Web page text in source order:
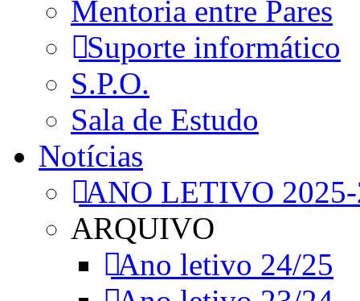
Mentoria entre Pares
Suporte informático
S.P.O.
Sala de Estudo
Notícias
ANO LETIVO
ARQUIVO
Ano letivo 24/25